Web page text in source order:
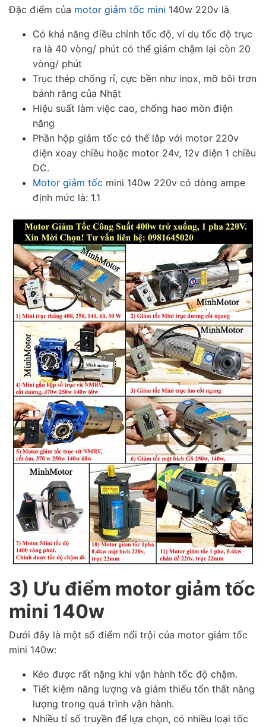
Đặc điểm của motor giảm tốc mini 140w 220v là
Có khả năng điều chỉnh tốc độ, ví dụ tốc độ trục
ra là 40 vòng/ phút có thể giảm chậm lại còn 20
vòng/ phút
Trục thép chống rỉ, cực bền như inox, mỡ bôi trơn
bánh răng của Nhật
Hiệu suất làm việc cao, chống hao mòn điện
năng
Phần hộp giảm tốc có thể lắp với motor 220v
điện xoay chiều hoặc motor 24v, 12v điện 1 chiều
DC.
Motor giảm tốc mini 140w 220v có dòng ampe
định mức là: 1.1
3) Ưu điểm motor giảm tốc
mini 140w
Dưới đây là một số điểm nổi trội của motor giảm tốc
mini 140w:
Kéo được rất nặng khi vận hành tốc độ chậm.
Tiết kiệm năng lượng và giảm thiểu tổn thất năng
lượng trong quá trình vận hành.
Nhiều tỉ số truyền để lựa chọn, có nhiều loại tốc